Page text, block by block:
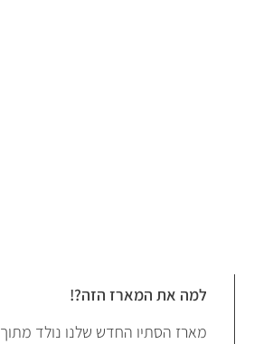
למה את המארז הזה?!
מארז הסתיו החדש שלנו נולד מתוך